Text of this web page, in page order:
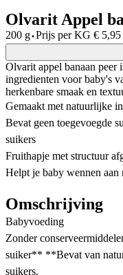
Olvarit Appel
200 g·Prijs per KG € 5,95
Olvarit appel banaan peer
ingredienten voor baby's
herkenbare smaak en
Gemaakt met natuurlijke
Bevat geen toegevoegde
suikers
Fruithapje met structuur
Helpt je baby wennen aan
Omschrijving
Babyvoeding
Zonder
suiker** **Bevat van
suikers.